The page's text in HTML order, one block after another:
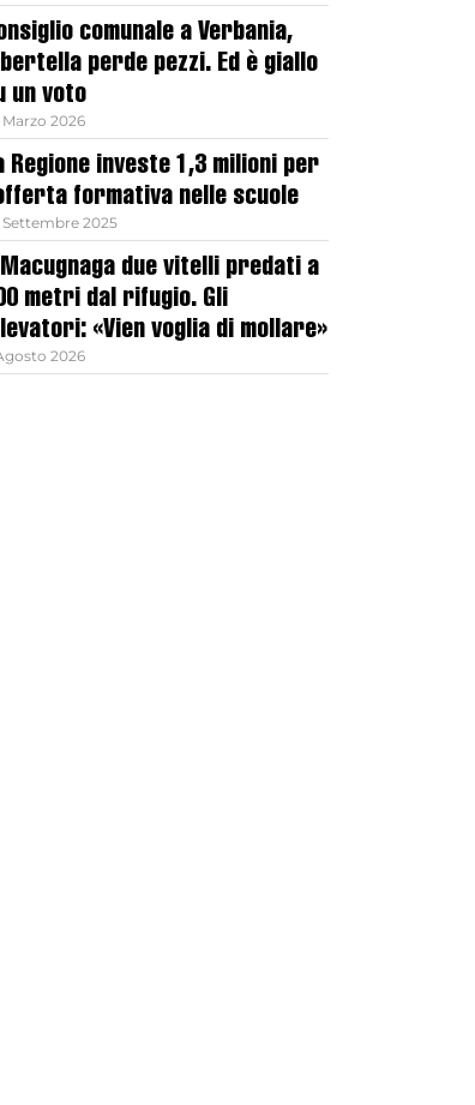
comunale a Verbania,
perde pezzi. Ed è giallo
un voto
Marzo 2026
Regione investe 1,3 milioni per
formativa nelle scuole
Settembre 2025
due vitelli predati a
metri dal rifugio. Gli
«Vien voglia di mollare»
2026